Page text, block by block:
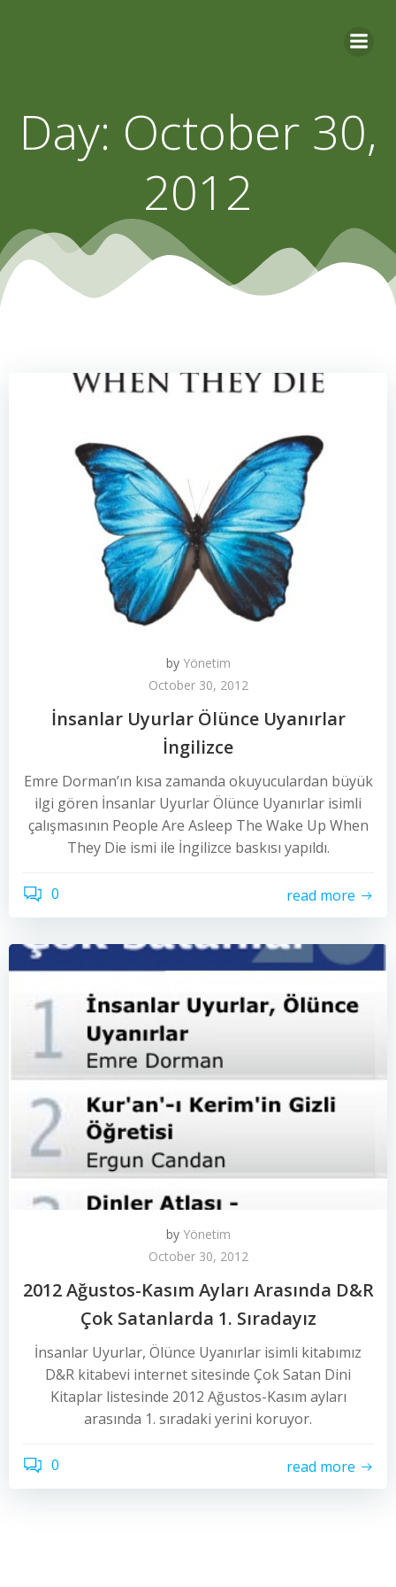
Day: October 30,
2012
by Yönetim
October 30, 2012
İnsanlar Uyurlar Ölünce Uyanırlar
İngilizce
Emre Dorman’ın kısa zamanda okuyuculardan büyük
ilgi gören İnsanlar Uyurlar Ölünce Uyanırlar isimli
çalışmasının People Are Asleep The Wake Up When
They Die ismi ile İngilizce baskısı yapıldı.
0 read more
by Yönetim
October 30, 2012
2012 Ağustos-Kasım Ayları Arasında D&R
Çok Satanlarda 1. Sıradayız
İnsanlar Uyurlar, Ölünce Uyanırlar isimli kitabımız
D&R kitabevi internet sitesinde Çok Satan Dini
Kitaplar listesinde 2012 Ağustos-Kasım ayları
arasında 1. sıradaki yerini koruyor.
0 read more